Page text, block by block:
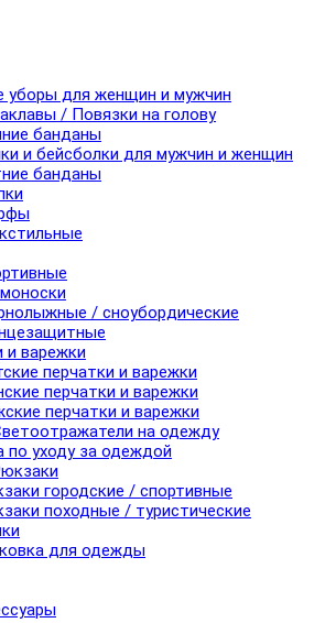
уборы для женщин и мужчин
/ Повязки на голову
банданы
и бейсболки для мужчин и женщин
банданы
/ сноубордические
и варежки
перчатки и варежки
перчатки и варежки
перчатки и варежки
на одежду
по уходу за одеждой
городские / спортивные
походные / туристические
для одежды